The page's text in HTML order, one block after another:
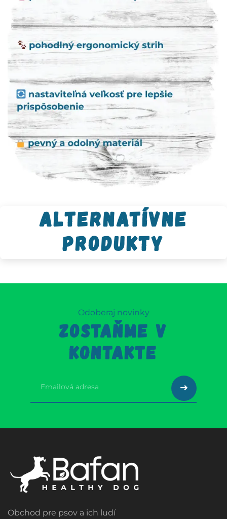
Alternatívne
produkty
Odoberaj novinky
ZOSTAŇME V
KONTAKTE
Obchod pre psov a ich ludí